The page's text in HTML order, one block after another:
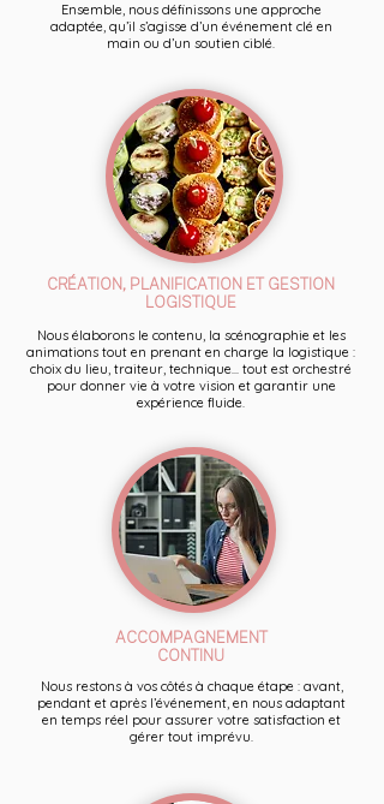
Ensemble, nous définissons une approche
adaptée, qu’il s’agisse d’un événement clé en
main ou d’un soutien ciblé.
CRÉATION, PLANIFICATION ET GESTION
LOGISTIQUE
Nous élaborons le contenu, la scénographie et les
animations tout en prenant en charge la logistique :
choix du lieu, traiteur, technique... tout est orchestré
pour donner vie à votre vision et garantir une
expérience fluide.
ACCOMPAGNEMENT
CONTINU
Nous restons à vos côtés à chaque étape : avant,
pendant et après l’événement, en nous adaptant
en temps réel pour assurer votre satisfaction et
gérer tout imprévu.